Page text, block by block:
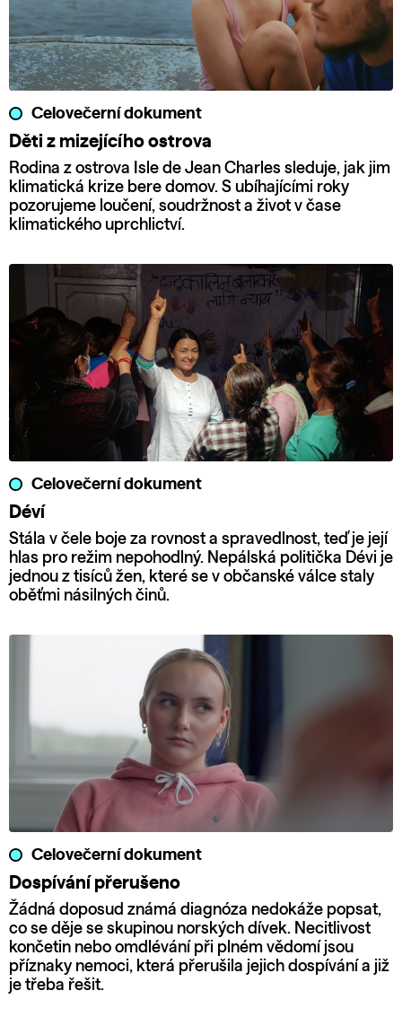
Celovečerní dokument
Děti z mizejícího ostrova
Rodina z ostrova Isle de Jean Charles sleduje, jak jim
klimatická krize bere domov. S ubíhajícími roky
pozorujeme loučení, soudržnost a život v čase
klimatického uprchlictví.
Celovečerní dokument
Déví
Stála v čele boje za rovnost a spravedlnost, teď je její
hlas pro režim nepohodlný. Nepálská politička Dévi je
jednou z tisíců žen, které se v občanské válce staly
oběťmi násilných činů.
Celovečerní dokument
Dospívání přerušeno
Žádná doposud známá diagnóza nedokáže popsat,
co se děje se skupinou norských dívek. Necitlivost
končetin nebo omdlévání při plném vědomí jsou
příznaky nemoci, která přerušila jejich dospívání a již
je třeba řešit.